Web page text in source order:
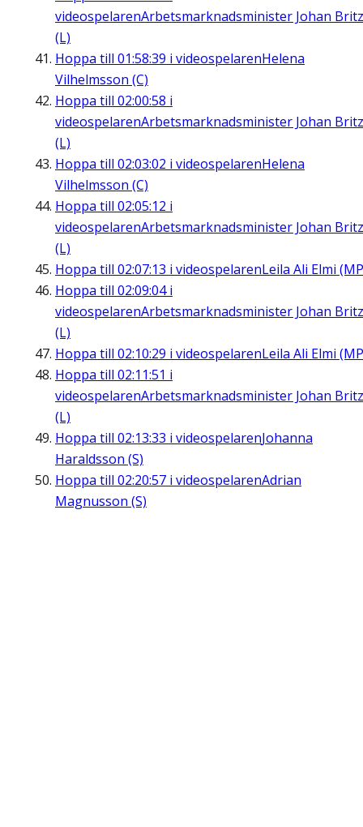
videospelarenArbetsmarknadsminister Johan Britz
(L)
Hoppa till 01:58:39 i videospelarenHelena
Vilhelmsson (C)
Hoppa till 02:00:58 i
videospelarenArbetsmarknadsminister Johan Britz
(L)
Hoppa till 02:03:02 i videospelarenHelena
Vilhelmsson (C)
Hoppa till 02:05:12 i
videospelarenArbetsmarknadsminister Johan Britz
(L)
Hoppa till 02:07:13 i videospelarenLeila Ali Elmi
Hoppa till 02:09:04i
videospelarenArbetsmarknadsminister Johan Britz
(L)
Hoppa till 02:10:29 i videospelarenLeila Ali Elmi
Hoppa till 02:11:51 i
videospelarenArbetsmarknadsminister Johan Britz
(L)
Hoppa till 02:13:33 i videospelarenJohanna
Haraldsson (S)
Hoppa till 02:20:57 i videospelarenAdrian
Magnusson (S)